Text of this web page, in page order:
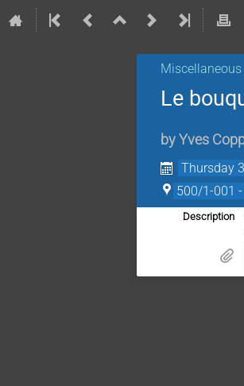
Miscellaneous
Le
by Yves
Thursday
500/1-001
Description